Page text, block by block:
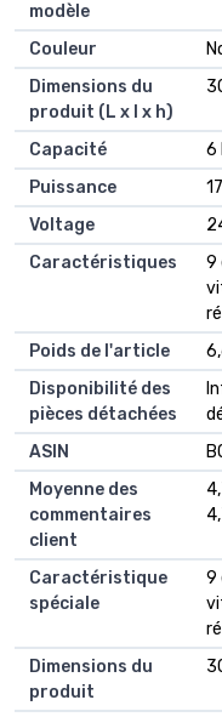
modèle
Couleur
Dimensions du
produit (L x l x h)
Capacité
‎6
Puissance
Voltage
Caractéristiques
‎9
Poids de l'article
Disponibilité des
pièces détachées
ASIN
Moyenne des
commentaires
client
Caractéristique
spéciale
9
Dimensions du
produit